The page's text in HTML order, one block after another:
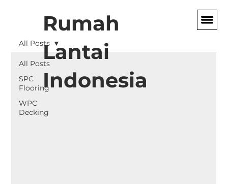
Rumah
Lantai
Indonesia
All Posts
SPC
Flooring
WPC
Decking
All Posts